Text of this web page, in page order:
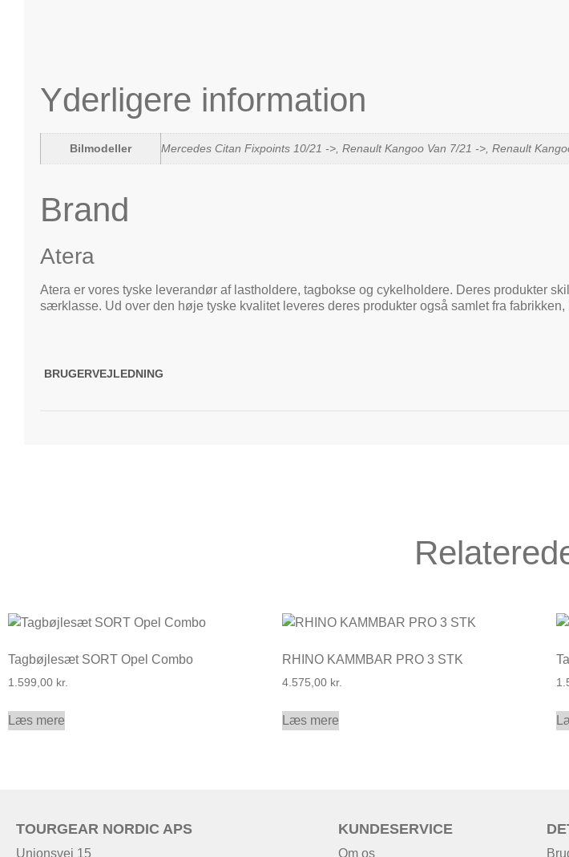
Yderligere information
Bilmodeller Mercedes Citan Fixpoints 10/21 ->, Renault Kangoo Van 7/21 ->, Renault
Brand
Atera
Atera er vores tyske leverandør af lastholdere, tagbokse og cykelholdere. Deres produkter
særklasse. Ud over den høje tyske kvalitet leveres deres produkter også samlet fra
BRUGERVEJLEDNING
Tagbøjlesæt SORT Opel Combo
1.599,00 kr.
Læs mere
RHINO KAMMBAR PRO 3 STK
4.575,00 kr.
Læs mere
TOURGEAR NORDIC APS
Unionsvej 15
KUNDESERVICE
Om os